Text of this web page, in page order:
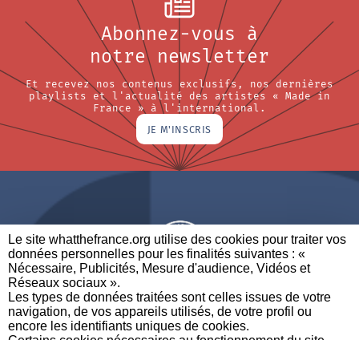
Le site whatthefrance.org utilise des cookies pour traiter vos
données personnelles pour les finalités suivantes : «
Nécessaire, Publicités, Mesure d'audience, Vidéos et
Réseaux sociaux ». ​
Les types de données traitées sont celles issues de votre
navigation, de vos appareils utilisés, de votre profil ou
encore les identifiants uniques de cookies. ​
Abonnez-vous à
notre newsletter
Et recevez nos contenus exclusifs, nos dernières
playlists et l'actualité des artistes « Made in
France » à l'international.
JE M'INSCRIS
A BRAND OF
PARTENAIRES CONTACTEZ-NOUS MENTIONS LÉGALES